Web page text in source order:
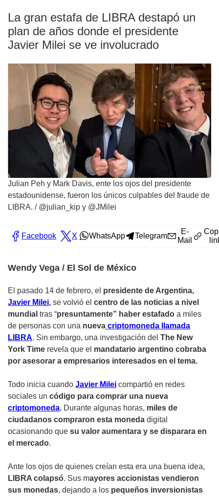
La gran estafa de LIBRA destapó un
plan de años donde el presidente
Javier Milei se ve involucrado
Julian Peh y Mark Davis, ente los ojos del presidente
estadounidense, fueron los únicos culpables del fraude de
LIBRA. / @julian_kip y @JMilei
Facebook X WhatsApp Telegram
E-
Mail
Wendy Vega / El Sol de México
El pasado 14 de febrero, el presidente de Argentina,
Javier Milei, se volvió el centro de las noticias a nivel
mundial tras “presuntamente” haber estafado a miles
de personas con una nueva criptomoneda llamada
LIBRA. Sin embargo, una investigación del The New
York Time revela que el mandatario argentino cobraba
por asesorar a empresarios interesados en el tema.
Todo inicia cuando Javier Milei compartió en redes
sociales un código para comprar una nueva
criptomoneda. Durante algunas horas, miles de
ciudadanos compraron esta moneda digital
ocasionando que su valor aumentara y se disparara en
el mercado.
Ante los ojos de quienes creían esta era una buena idea,
LIBRA colapsó. Sus mayores accionistas vendieron
sus monedas, dejando a los pequeños inversionistas